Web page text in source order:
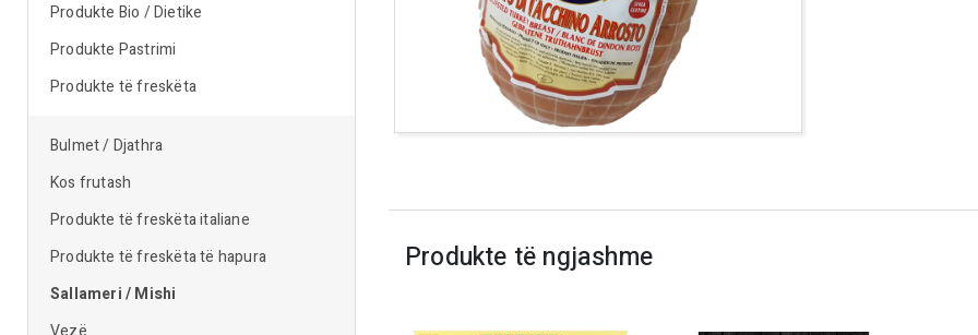
Produkte Bio / Dietike
Produkte Pastrimi
Produkte të freskëta
Bulmet / Djathra
Kos frutash
Produkte të freskëta italiane
Produkte të freskëta të hapura
Sallameri / Mishi
Produkte të ngjashme